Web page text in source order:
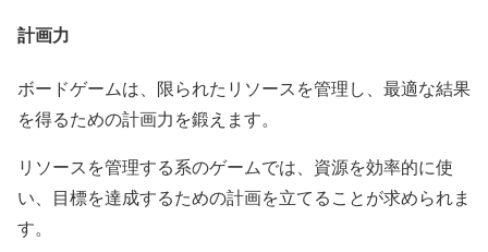
計画力
ボードゲームは、限られたリソースを管理し、最適な結果
を得るための計画力を鍛えます。
リソースを管理する系のゲームでは、資源を効率的に使
い、目標を達成するための計画を立てることが求められま
す。